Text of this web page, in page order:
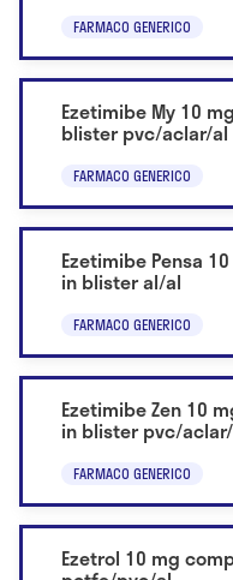
FARMACO GENERICO
Ezetimibe My 10
blister pvc/aclar/al
FARMACO GENERICO
Ezetimibe Pensa
in blister al/al
FARMACO GENERICO
Ezetimibe Zen 10
in blister pvc/
FARMACO GENERICO
Ezetrol 10 mg